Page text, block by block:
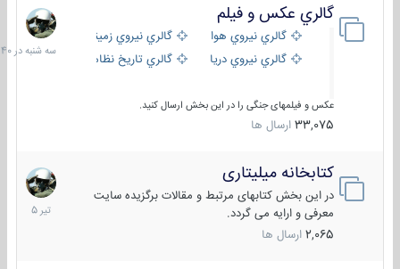
گالري عكس و فيلم
گالري نيروي هوايي
گالري نيروي زميني
گالري نيروي دريايي
گالري تاریخ نظامی
عکس و فیلمهای جنگی را در این بخش ارسال کنید.
33,075 ارسال ها
سه
شنبه
در
کتابخانه میلیتاری
در این بخش کتابهای مرتبط و مقالات برگزیده سایت
معرفی و ارایه می گردد.
2,065 ارسال ها
16
تیر
1405